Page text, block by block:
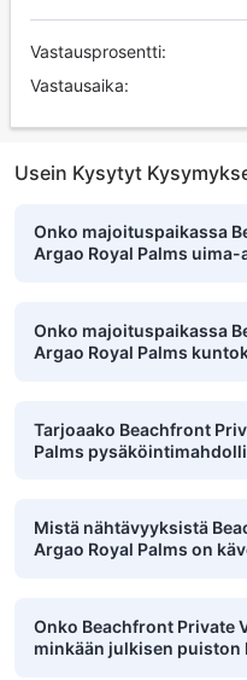
Vastausprosentti:
Vastausaika:
Usein Kysytyt
Onko majoituspaikassa
Argao Royal Palms uima-
Onko majoituspaikassa
Argao Royal Palms
Tarjoaako Beachfront
Palms
Mistä nähtävyyksistä
Argao Royal Palms on
Onko Beachfront Private
minkään julkisen puiston